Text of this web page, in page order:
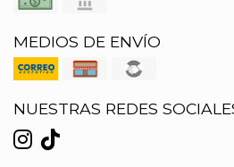
MEDIOS DE ENVÍO
NUESTRAS REDES